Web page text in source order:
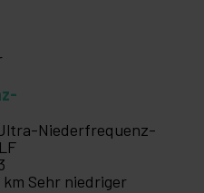
Niederfrequenz-
Sehr niedriger